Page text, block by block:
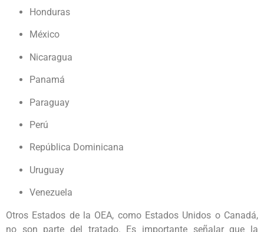
Honduras
México
Nicaragua
Panamá
Paraguay
Perú
República Dominicana
Uruguay
Venezuela
Otros Estados de la OEA, como Estados Unidos o Canadá,
no son parte del tratado. Es importante señalar que la